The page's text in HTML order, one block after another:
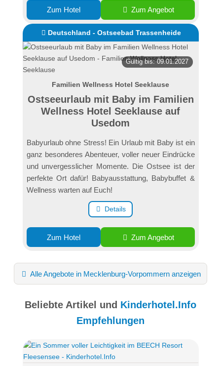
Zum Hotel Zum Angebot
Deutschland - Ostseebad Trassenheide
Gültig bis: 09.01.2027
Familien Wellness Hotel Seeklause
Ostseeurlaub mit Baby im Familien
Wellness Hotel Seeklause auf
Usedom
Babyurlaub ohne Stress! Ein Urlaub mit Baby ist ein
ganz besonderes Abenteuer, voller neuer Eindrücke
und unvergesslicher Momente. Die Ostsee ist der
perfekte Ort dafür! Babyausstattung, Babybuffet &
Wellness warten auf Euch!
Details
Zum Hotel Zum Angebot
Alle Angebote in Mecklenburg-Vorpommern anzeigen
Beliebte Artikel und Kinderhotel.Info
Empfehlungen